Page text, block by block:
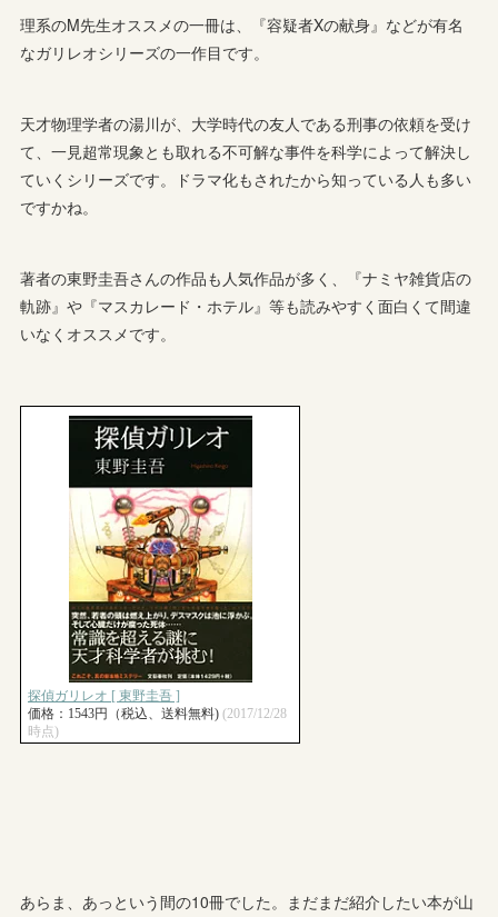
理系のM先生オススメの一冊は、『容疑者Xの献身』などが有名
なガリレオシリーズの一作目です。
天才物理学者の湯川が、大学時代の友人である刑事の依頼を受け
て、一見超常現象とも取れる不可解な事件を科学によって解決し
ていくシリーズです。ドラマ化もされたから知っている人も多い
ですかね。
著者の東野圭吾さんの作品も人気作品が多く、『ナミヤ雑貨店の
軌跡』や『マスカレード・ホテル』等も読みやすく面白くて間違
いなくオススメです。
あらま、あっという間の10冊でした。まだまだ紹介したい本が山